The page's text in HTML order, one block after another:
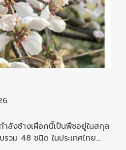
งช้างเผือกนี้เป็นพืชอยู่ในสกุล
วม 48 ชนิด ในประเทศไทย